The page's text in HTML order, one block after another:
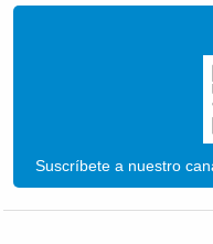
Suscríbete a nuestro